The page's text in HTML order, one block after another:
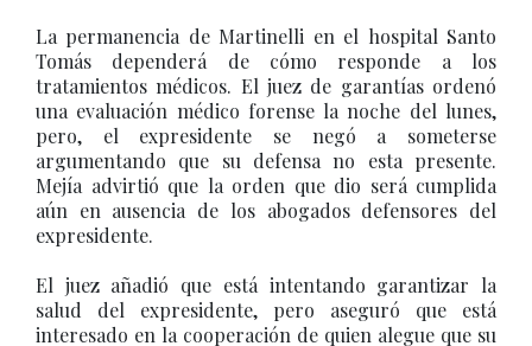
La permanencia de Martinelli en el hospital Santo
Tomás dependerá de cómo responde a los
tratamientos médicos. El juez de garantías ordenó
una evaluación médico forense la noche del lunes,
pero, el expresidente se negó a someterse
argumentando que su defensa no esta presente.
Mejía advirtió que la orden que dio será cumplida
aún en ausencia de los abogados defensores del
expresidente.
El juez añadió que está intentando garantizar la
salud del expresidente, pero aseguró que está
interesado en la cooperación de quien alegue que su